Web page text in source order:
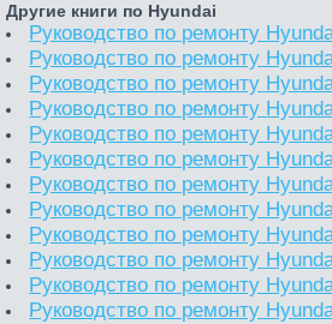
Другие книги по Hyundai
Руководство по ремонту
Руководство по ремонту
Руководство по ремонту
Руководство по ремонту
Руководство по ремонту
Руководство по ремонту
Руководство по ремонту
Руководство по ремонту
Руководство по ремонту
Руководство по ремонту
Руководство по ремонту
Руководство по ремонту